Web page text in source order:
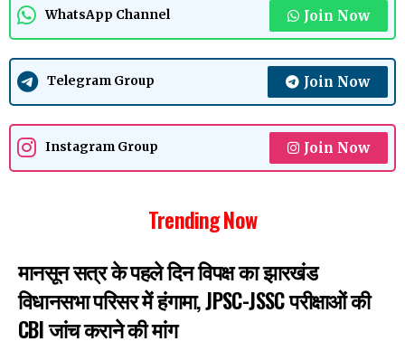
WhatsApp Channel Join Now
Telegram Group Join Now
Instagram Group Join Now
Trending Now
मानसून सत्र के पहले दिन विपक्ष का झारखंड
विधानसभा परिसर में हंगामा, JPSC-JSSC परीक्षाओं की
CBI जांच कराने की मांग